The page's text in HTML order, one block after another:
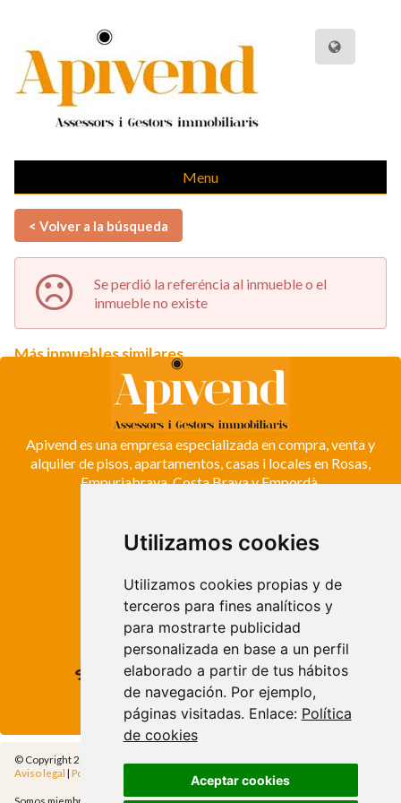
Utilizamos cookies
Utilizamos cookies propias y de
terceros para fines analíticos y
para mostrarte publicidad
personalizada en base a un perfil
elaborado a partir de tus hábitos
de navegación. Por ejemplo,
páginas visitadas. Enlace: Política
de cookies
Aceptar cookies
Menu
< Volver a la búsqueda
Se perdió la referéncia al inmueble o el
inmueble no existe
Más inmuebles similares
Apivend es una empresa especializada en compra, venta y
alquiler de pisos, apartamentos, casas i locales en Rosas,
Empuriabrava, Costa Brava y Empordà.
ROSES
Roses - Girona
Tel. +34 972 15 26 68
info@apivend.com
Síguenos!
© Copyright 2014 - Apivend 2000 SL |
Aviso legal | Política de privacidad Política de cookies | Cfg.Cookies
Somos miembros de